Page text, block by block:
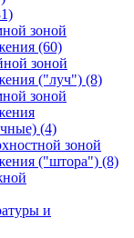
зоной
(60)
зоной
("луч") (8)
зоной
(4)
зоной
("штора") (8)
и